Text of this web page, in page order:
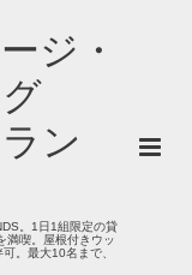
ジ・
ン
。1日1組限定の貸
満喫。屋根付きウッ
。最大10名まで、